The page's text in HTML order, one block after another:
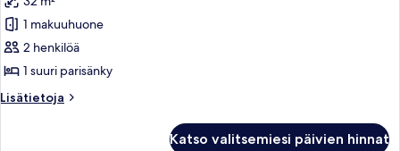
Deluxe-
huone,
1
suuri
kuvat
1 makuuhuone
2 henkilöä
1 suuri parisänky
Lisätietoja
Lisätietoja
Katso valitsemiesi päivien hinnat